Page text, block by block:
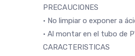
PRECAUCIONES
• No limpiar o exponer a
• Al montar en el tubo de
CARACTERISTICAS